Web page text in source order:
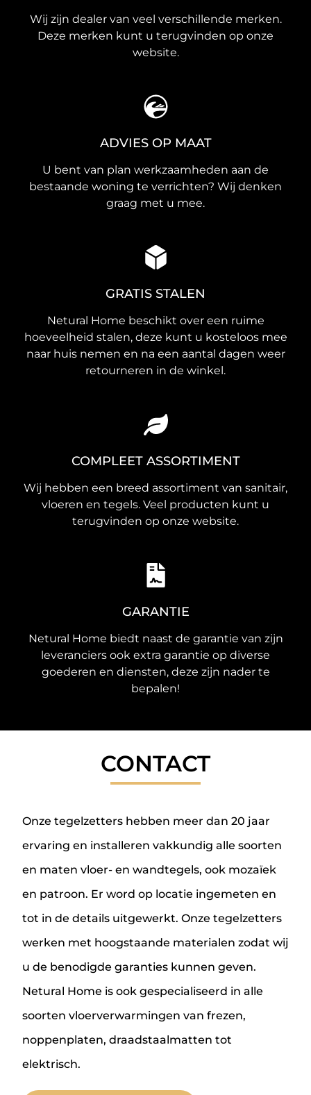
Wij zijn dealer van veel verschillende merken.
Deze merken kunt u terugvinden op onze
website.
ADVIES OP MAAT
U bent van plan werkzaamheden aan de
bestaande woning te verrichten? Wij denken
graag met u mee.
GRATIS STALEN
Netural Home beschikt over een ruime
hoeveelheid stalen, deze kunt u kosteloos mee
naar huis nemen en na een aantal dagen weer
retourneren in de winkel.
COMPLEET ASSORTIMENT
Wij hebben een breed assortiment van sanitair,
vloeren en tegels. Veel producten kunt u
terugvinden op onze website.
GARANTIE
Netural Home biedt naast de garantie van zijn
leveranciers ook extra garantie op diverse
goederen en diensten, deze zijn nader te
bepalen!
CONTACT
Onze tegelzetters hebben meer dan 20 jaar
ervaring en installeren vakkundig alle soorten
en maten vloer- en wandtegels, ook mozaïek
en patroon. Er word op locatie ingemeten en
tot in de details uitgewerkt. Onze tegelzetters
werken met hoogstaande materialen zodat wij
u de benodigde garanties kunnen geven.
Netural Home is ook gespecialiseerd in alle
soorten vloerverwarmingen van frezen,
noppenplaten, draadstaalmatten tot
elektrisch.